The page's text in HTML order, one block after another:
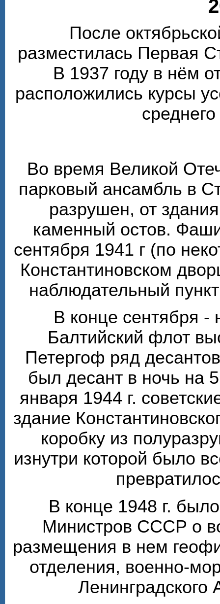
После
разместилась Первая
В 1937 году в нём
расположились курсы
Во время Великой
парковый ансамбль в
разрушен, от
каменный остов.
сентября 1941 г (по
Константиновском
наблюдательный
В конце сентября -
Балтийский флот
Петергоф ряд
был десант в ночь на
января 1944 г.
здание
коробку из
изнутри которой было
В конце 1948 г.
Министров СССР о
размещения в нем
отделения, военно-
Ленинградского